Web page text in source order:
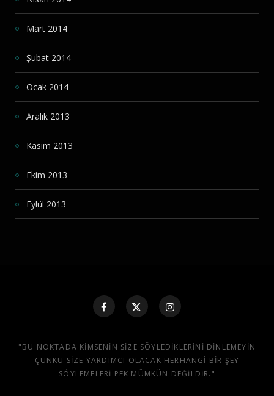
Mart 2014
Şubat 2014
Ocak 2014
Aralık 2013
Kasım 2013
Ekim 2013
Eylül 2013
"BU NOKTADA KIMSENIN SIZE SÖYLEDIKLERINI DINLEMEYIN
ÇÜNKÜ SIZE YARDIMCI OLACAK HERHANGI BIR ŞEY
SÖYLEMELERI PEK MÜMKÜN DEĞILDIR."